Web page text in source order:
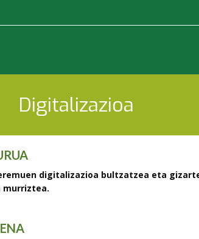
Digitalizazioa
digitalizazioa bultzatzea eta
murriztea.